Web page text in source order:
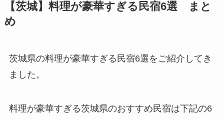
【茨城】料理が豪華すぎる民宿6選 まと
め
茨城県の料理が豪華すぎる民宿6選をご紹介してき
ました。
料理が豪華すぎる茨城県のおすすめ民宿は下記の6